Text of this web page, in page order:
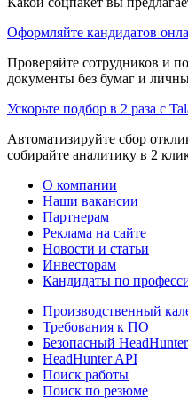
Оформляйте кандидатов
Проверяйте сотрудников и
документы без бумаг и
Ускорьте подбор в 2 раза с
Автоматизируйте сбор
собирайте аналитику в 2
О компании
Наши вакансии
Партнерам
Реклама на сайте
Новости и статьи
Инвесторам
Кандидаты по
Производственный
Требования к ПО
Безопасный HeadHunter
HeadHunter API
Поиск работы
Поиск по резюме